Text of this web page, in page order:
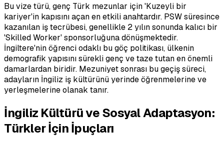
Bu vize türü, genç Türk mezunlar için 'Kuzeyli bir
kariyer'in kapısını açan en etkili anahtardır. PSW süresince
kazanılan iş tecrübesi, genellikle 2 yılın sonunda kalıcı bir
'Skilled Worker' sponsorluğuna dönüşmektedir.
İngiltere'nin öğrenci odaklı bu göç politikası, ülkenin
demografik yapısını sürekli genç ve taze tutan en önemli
damarlardan biridir. Mezuniyet sonrası bu geçiş süreci,
adayların İngiliz iş kültürünü yerinde öğrenmelerine ve
yerleşmelerine olanak tanır.
İngiliz Kültürü ve Sosyal Adaptasyon:
Türkler İçin İpuçları